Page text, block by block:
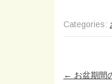
Categories:
Post
← お盆期間